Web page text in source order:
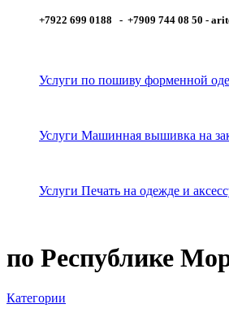
+7922 699 0188 - +7909 744 08 50 -
Услуги по пошиву форменной
Услуги Машинная вышивка на
Услуги Печать на одежде и
по Республике
Категории